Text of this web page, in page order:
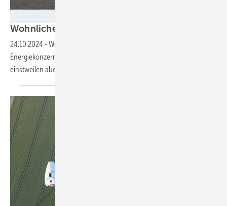
Wohnliche Windkraft: My home is my
24.10.2024 -Wo Tiny-Häuser stehen dürfen, bleibt zu klären.
Energiekonzern Vattenfall hat aus einer ausgedienten Windradgondel
einstweilen aber schonmal ein geniales Miniheim